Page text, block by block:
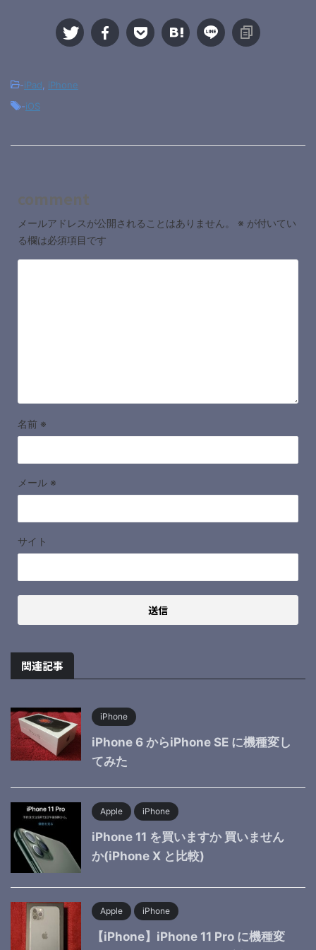
-iPad
iPhone
-iOS
comment
メールアドレスが公開されることはありません。 ※ が付いてい
る欄は必須項目です
名前 ※
メール ※
サイト
関連記事
iPhone
iPhone 6 からiPhone SE に機種変し
てみた
Apple iPhone
iPhone 11 を買いますか 買いません
か(iPhone X と比較)
Apple iPhone
【iPhone】iPhone 11 Pro に機種変